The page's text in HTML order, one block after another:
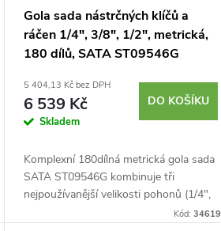
Gola sada nástrčných klíčů a
ráčen 1/4", 3/8", 1/2", metrická,
180 dílů, SATA ST09546G
5 404,13 Kč bez DPH
6 539 Kč
Skladem
DO KOŠÍKU
Komplexní 180dílná metrická gola sada
SATA ST09546G kombinuje tři
nejpoužívanější velikosti pohonů (1/4",
3/8", 1/2") v jednom praktickém kufru.
Kód: 34619